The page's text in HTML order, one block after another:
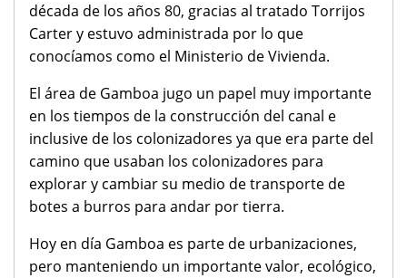
década de los años 80, gracias al tratado Torrijos
Carter y estuvo administrada por lo que
conocíamos como el Ministerio de Vivienda.
El área de Gamboa jugo un papel muy importante
en los tiempos de la construcción del canal e
inclusive de los colonizadores ya que era parte del
camino que usaban los colonizadores para
explorar y cambiar su medio de transporte de
botes a burros para andar por tierra.
Hoy en día Gamboa es parte de urbanizaciones,
pero manteniendo un importante valor, ecológico,